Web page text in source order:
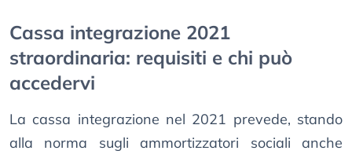
Cassa integrazione 2021
straordinaria: requisiti e chi può
accedervi
La cassa integrazione nel 2021 prevede, stando
alla norma sugli ammortizzatori sociali anche